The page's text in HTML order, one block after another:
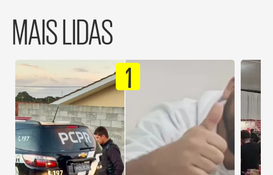
MAIS LIDAS
1